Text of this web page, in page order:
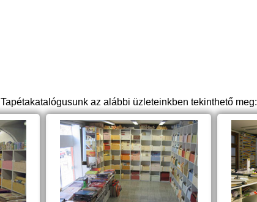
Tapétakatalógusunk az alábbi üzleteinkben tekinthető meg: